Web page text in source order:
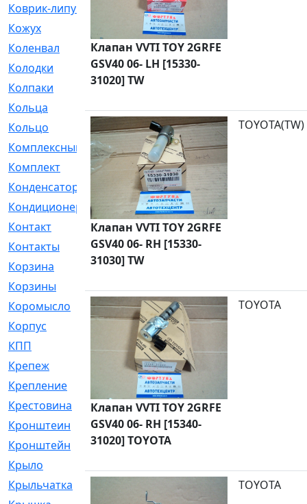
Коврик-липучка
[2]
Кожух
Коленвал
[38]
Колодки
[2151]
Колпаки
[5]
Кольца
[1164]
Кольцо
[272]
Комплексный
[1]
Комплект
[196]
Конденсатор
[1]
Кондиционер
[2]
Контакт
[3]
Контакты
[4]
Корзина
[1]
Корзины
[159]
Коромысло
[6]
Корпус
[41]
КПП
[70]
Крепеж
[4]
Крепление
[23]
Крестовина
[309]
Кронштеин
[1]
Кронштейн
[59]
Крыло
Крыльчатка
Клапан VVTI TOY 2GRFE
GSV40 06- LH [15330-
31020] TW
Клапан VVTI TOY 2GRFE
GSV40 06- RH [15330-
31030] TW
TOYOTA(TW)
Клапан VVTI TOY 2GRFE
GSV40 06- RH [15340-
31020] TOYOTA
TOYOTA
TOYOTA